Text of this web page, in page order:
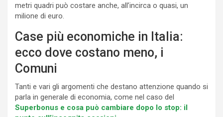
metri quadri può costare anche, all’incirca o quasi, un
milione di euro.
Case più economiche in Italia:
ecco dove costano meno, i
Comuni
Tanti e vari gli argomenti che destano attenzione quando si
parla in generale di economia, come nel caso del
Superbonus e cosa può cambiare dopo lo stop: il